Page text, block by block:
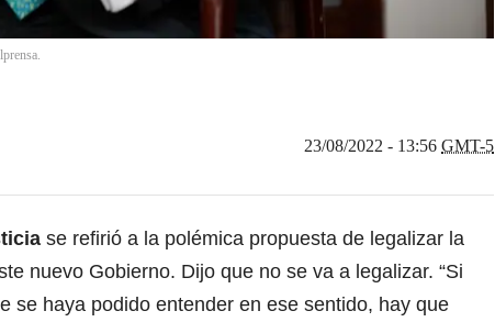
23/08/2022 - 13:56 GMT-5
se refirió a la polémica propuesta de legalizar la
nuevo Gobierno. Dijo que no se va a legalizar. “Si
se haya podido entender en ese sentido, hay que